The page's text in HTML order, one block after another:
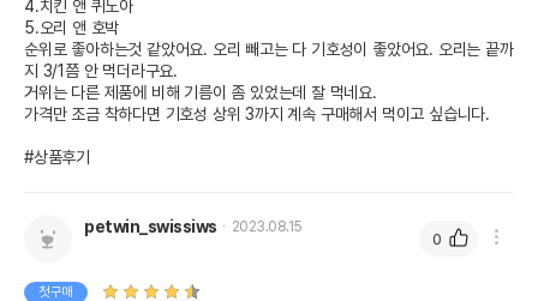
4.치킨 앤 퀴노아
5.오리 앤 호박
순위로 좋아하는것 같았어요. 오리 빼고는 다 기호성이 좋았어요. 오리는 끝까
지 3/1쯤 안 먹더라구요.
거위는 다른 제품에 비해 기름이 좀 있었는데 잘 먹네요.
가격만 조금 착하다면 기호성 상위 3까지 계속 구매해서 먹이고 싶습니다.
#상품후기
petwin_swissiws 2023.08.15
첫구매
0